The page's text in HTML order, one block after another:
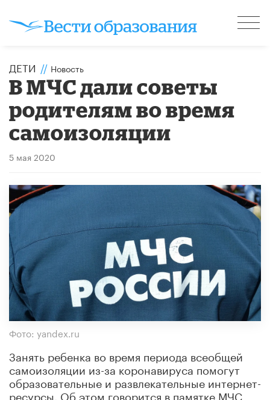
ДЕТИ // Новость
В МЧС дали советы
родителям во время
самоизоляции
5 мая 2020
Фото: yandex.ru
Занять ребенка во время периода всеобщей
самоизоляции из-за коронавируса помогут
образовательные и развлекательные интернет-
ресурсы. Об этом говорится в памятке МЧС